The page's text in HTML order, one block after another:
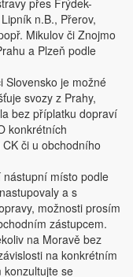
n.B., Přerov,
Mikulov či Znojmo
a Plzeň podle
Slovensko je možné
svozy z Prahy,
bez příplatku dopraví
konkrétních
či u obchodního
nástupní místo podle
a s
možnosti prosím
zástupcem.
na Moravě bez
na konkrétním
konzultujte se